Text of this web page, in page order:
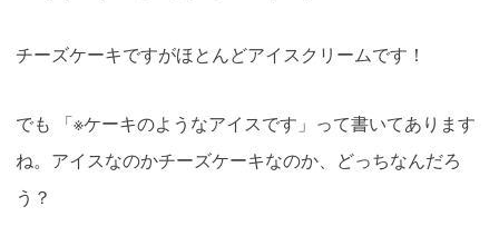
チーズケーキですがほとんどアイスクリームです！
でも 「※ケーキのようなアイスです」って書いてあります
ね。アイスなのかチーズケーキなのか、どっちなんだろ
う？